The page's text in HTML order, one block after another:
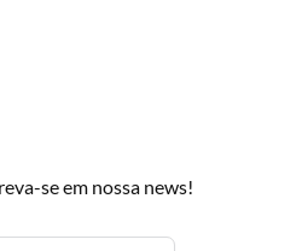
se em nossa news!